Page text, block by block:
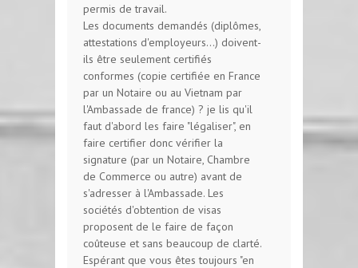
permis de travail.
Les documents demandés (diplômes,
attestations d'employeurs...) doivent-
ils être seulement certifiés
conformes (copie certifiée en France
par un Notaire ou au Vietnam par
l'Ambassade de france) ? je lis qu'il
faut d'abord les faire "légaliser", en
faire certifier donc vérifier la
signature (par un Notaire, Chambre
de Commerce ou autre) avant de
s'adresser à l'Ambassade. Les
sociétés d'obtention de visas
proposent de le faire de façon
coûteuse et sans beaucoup de clarté.
Espérant que vous êtes toujours "en